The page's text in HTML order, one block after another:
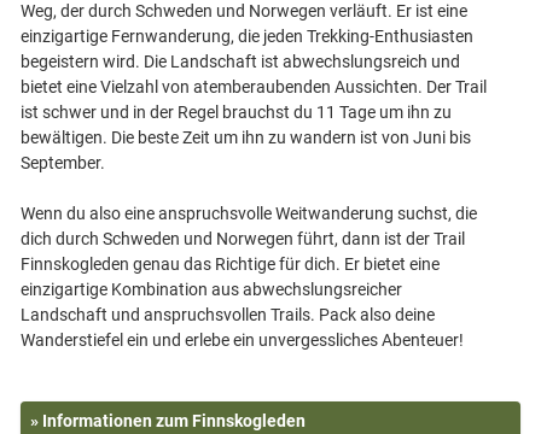
Weg, der durch Schweden und Norwegen verläuft. Er ist eine
einzigartige Fernwanderung, die jeden Trekking-Enthusiasten
begeistern wird. Die Landschaft ist abwechslungsreich und
bietet eine Vielzahl von atemberaubenden Aussichten. Der Trail
ist schwer und in der Regel brauchst du 11 Tage um ihn zu
bewältigen. Die beste Zeit um ihn zu wandern ist von Juni bis
September.
Wenn du also eine anspruchsvolle Weitwanderung suchst, die
dich durch Schweden und Norwegen führt, dann ist der Trail
Finnskogleden genau das Richtige für dich. Er bietet eine
einzigartige Kombination aus abwechslungsreicher
Landschaft und anspruchsvollen Trails. Pack also deine
» Informationen zum Finnskogleden